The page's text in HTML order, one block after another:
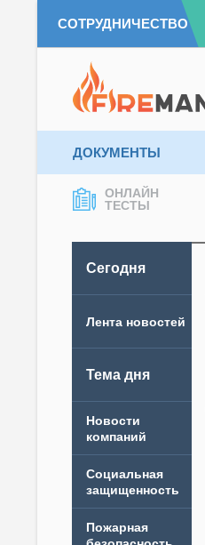
СОТРУДНИЧЕСТВО
ДОКУМЕНТЫ
ОНЛАЙН
ТЕСТЫ
Сегодня
Лента новостей
Тема дня
Новости
компаний